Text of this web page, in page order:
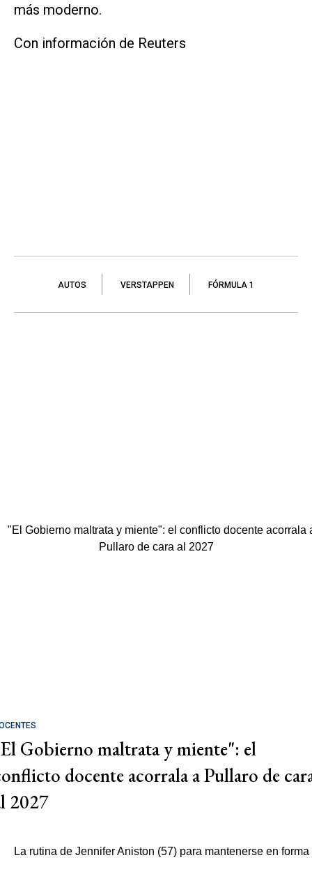
más moderno.
Con información de Reuters
AUTOS VERSTAPPEN FÓRMULA 1
Gobierno maltrata y miente": el
docente acorrala a Pullaro de
2027